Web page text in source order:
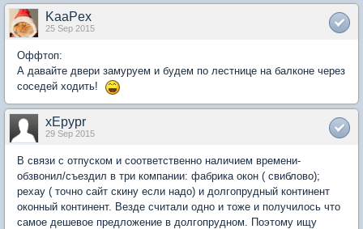
KaaPex
25 Sep 2015
Оффтоп:
А давайте двери замуруем и будем по лестнице на балконе через
соседей ходить!
xEpypr
29 Sep 2015
В связи с отпуском и соответственно наличием времени-
обзвонил/съездил в три компании: фабрика окон ( свиблово);
рехау ( точно сайт скину если надо) и долгопрудный континент
оконный континент. Везде считали одно и тоже и получилось что
самое дешевое предложение в долгопрудном. Поэтому ищу